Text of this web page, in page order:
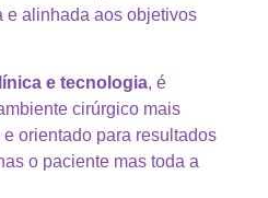
e alinhada aos objetivos
e tecnologia, é
cirúrgico mais
orientado para resultados
o paciente mas toda a